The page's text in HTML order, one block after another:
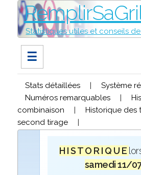
Statistiques utiles et conseils
☰
Stats détaillées | Système
Numéros remarquables
|
combinaison
| Historique des
second tirage
|
H I S T O R I Q U E
samedi 11/